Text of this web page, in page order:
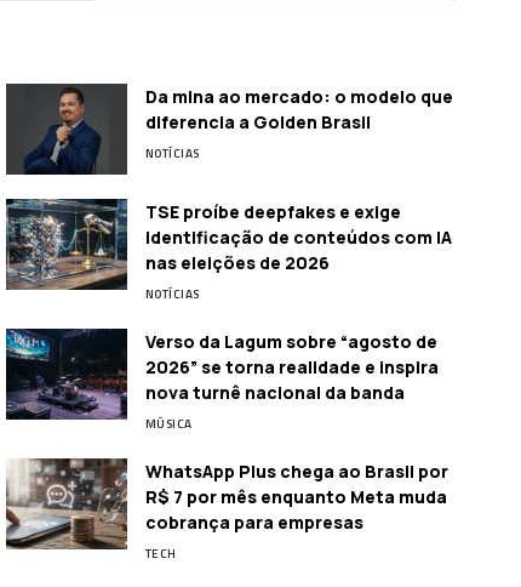
Da mina ao mercado: o modelo que
diferencia a Golden Brasil
NOTÍCIAS
TSE proíbe deepfakes e exige
identificação de conteúdos com IA
nas eleições de 2026
NOTÍCIAS
Verso da Lagum sobre “agosto de
2026” se torna realidade e inspira
nova turnê nacional da banda
MÚSICA
WhatsApp Plus chega ao Brasil por
R$ 7 por mês enquanto Meta muda
cobrança para empresas
TECH